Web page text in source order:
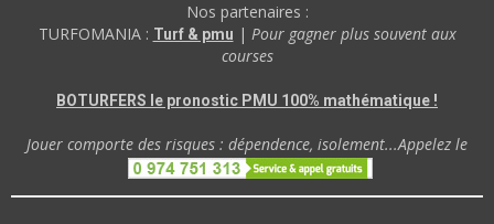
Nos partenaires :
TURFOMANIA : Turf & pmu | Pour gagner plus souvent aux
courses
BOTURFERS le pronostic PMU 100% mathématique !
Jouer comporte des risques : dépendence, isolement...Appelez le